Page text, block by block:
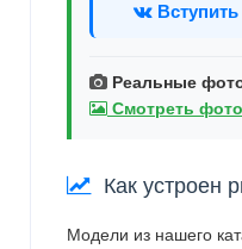
Реальные
Смотреть
Как устроен
Модели из нашего